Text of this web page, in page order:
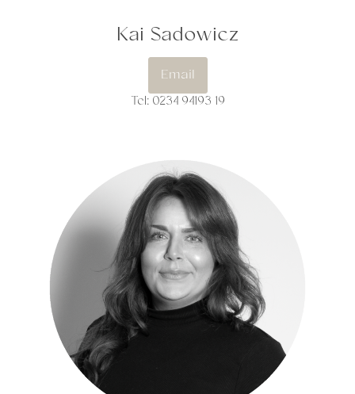
Kai Sadowicz
Email
Tel: 0234 94193 19